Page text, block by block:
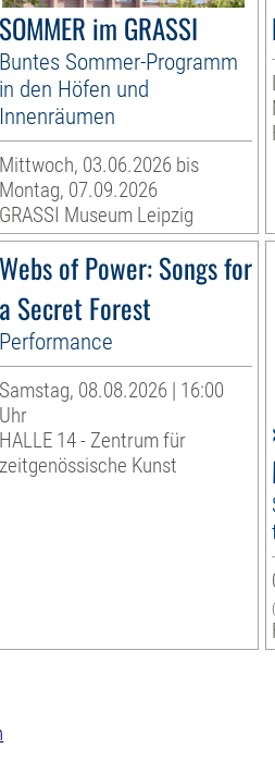
SOMMER im GRASSI
Buntes Sommer-Programm
in den Höfen und
Innenräumen
Mittwoch, 03.06.2026 bis
Montag, 07.09.2026
GRASSI Museum Leipzig
Webs of Power: Songs for
a Secret Forest
Performance
Samstag, 08.08.2026 | 16:00
Uhr
HALLE 14 - Zentrum für
zeitgenössische Kunst